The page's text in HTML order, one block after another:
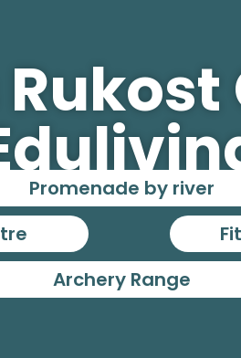
Promenade by river
Archery Range